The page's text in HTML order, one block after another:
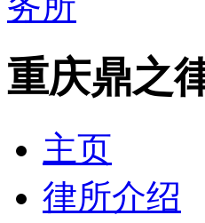
重庆鼎之
主页
律所介绍